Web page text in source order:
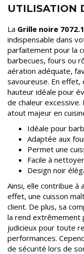
UTILISATION
La Grille noire
indispensable dans
parfaitement pour la
barbecues, fours ou
aération adéquate,
savoureuse. En effet,
hauteur idéale pour
de chaleur
atout majeur en
Idéale pour
Adaptée aux
Permet une
Facile à
Design noir
Ainsi, elle contribue à
effet, une cuisson
client. De plus, sa
la rend extrêmement
judicieux pour toute
performances.
de sécurité lors de